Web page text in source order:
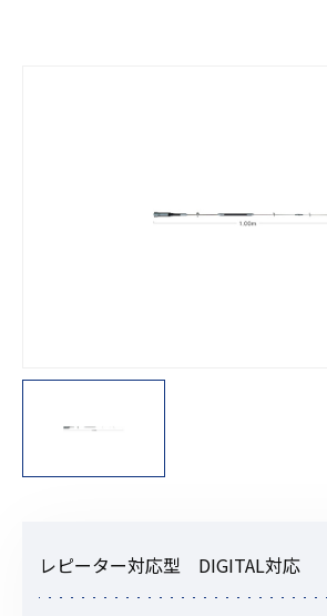
レピーター対応型 DIGITAL対応